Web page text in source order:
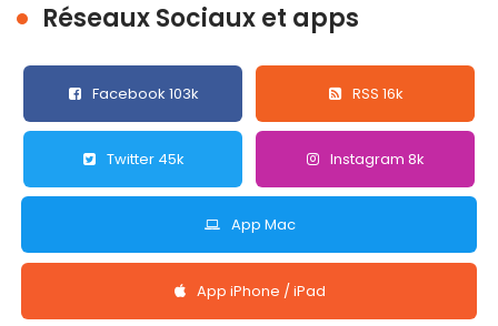
Réseaux Sociaux et apps
Facebook 103k RSS 16k
Twitter 45k Instagram 8k
App Mac
App iPhone / iPad